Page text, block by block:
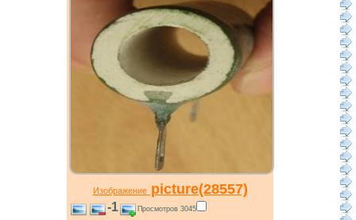
Изображениеpicture(28557)
-1 Просмотров 3045